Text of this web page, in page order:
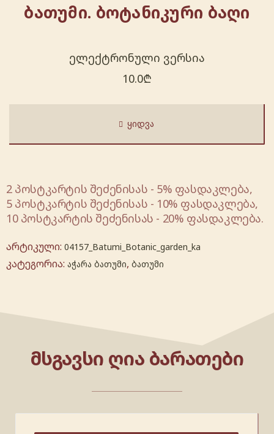
ბათუმი. ბოტანიკური ბაღი
ელექტრონული ვერსია
10.0₾
ᲧᲘᲓᲕᲐ
2 პოსტკარტის შეძენისას - 5% ფასდაკლება,
5 პოსტკარტის შეძენისას - 10% ფასდაკლება,
10 პოსტკარტის შეძენისას - 20% ფასდაკლება.
არტიკული: 04157_Batumi_Botanic_garden_ka
კატეგორია: აჭარა ბათუმი, ბათუმი
ᲛᲡᲒᲐᲕᲡᲘ ᲦᲘᲐ ᲑᲐᲠᲐᲗᲔᲑᲘ